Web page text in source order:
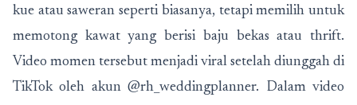
kue atau saweran seperti biasanya, tetapi memilih untuk
memotong kawat yang berisi baju bekas atau thrift.
Video momen tersebut menjadi viral setelah diunggah di
TikTok oleh akun @rh_weddingplanner. Dalam video